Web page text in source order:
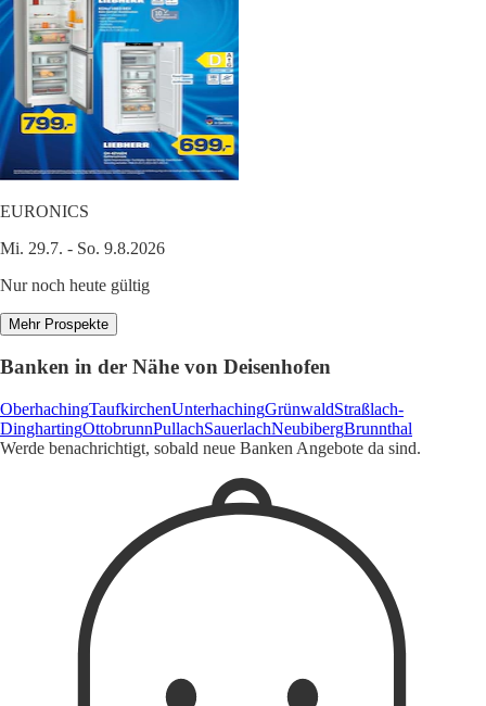
EURONICS
Mi. 29.7. - So. 9.8.2026
Nur noch heute gültig
Mehr Prospekte
Banken in der Nähe von Deisenhofen
OberhachingTaufkirchenUnterhachingGrünwaldStraßlach-
DinghartingOttobrunnPullachSauerlachNeubibergBrunnthal
Werde benachrichtigt, sobald neue Banken Angebote da sind.